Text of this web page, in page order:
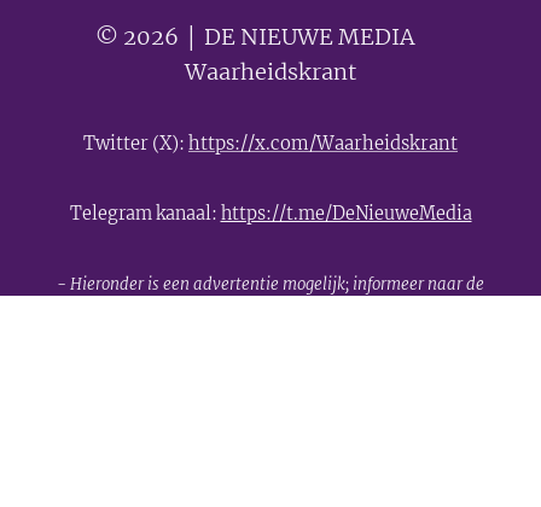
© 2026 │ DE NIEUWE MEDIA 🟣
Waarheidskrant
Twitter (X): https://x.com/Waarheidskrant
Telegram kanaal: https://t.me/DeNieuweMedia
- Hieronder is een advertentie mogelijk; informeer naar de